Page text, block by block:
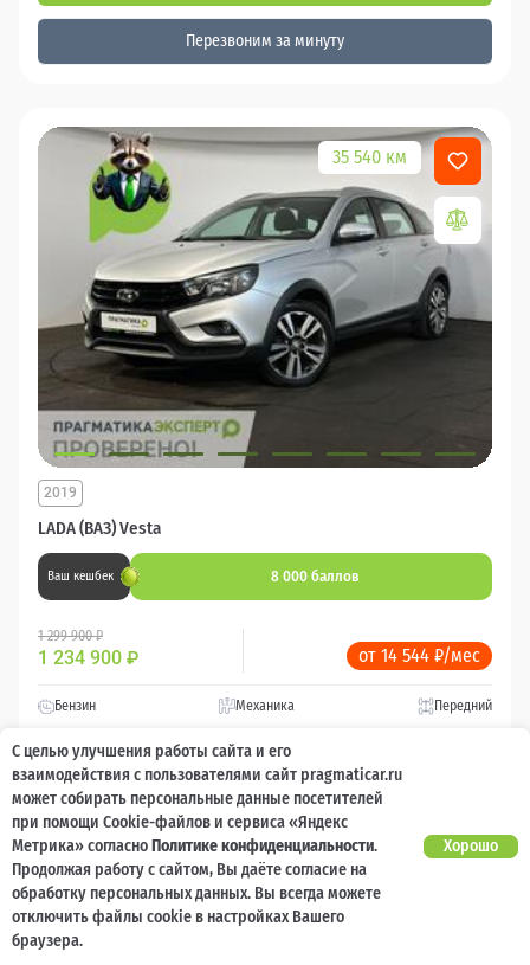
Перезвоним за минуту
35 540 км
LADA (ВАЗ) Vesta
2019
Ваш кешбек 8 000 баллов
1 299 900 ₽
1 234 900 ₽ от 14 544 ₽/мес
Бензин Механика Передний
Сравнить
Подробнее
Перезвоним за минуту
С целью улучшения работы сайта и его
взаимодействия с пользователями сайт pragmaticar.ru
может собирать персональные данные посетителей
при помощи Cookie-файлов и сервиса «Яндекс
Метрика» согласноПолитике конфиденциальности.
Продолжая работу с сайтом, Вы даёте согласие на
обработку персональных данных. Вы всегда можете
отключить файлы cookie в настройках Вашего
браузера.
Хорошо